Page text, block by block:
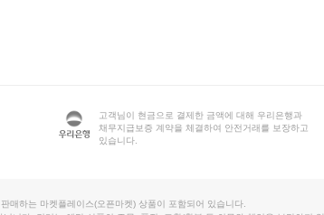
고객님이 현금으로 결제한 금액에 대해 우리은행과
채무지급보증 계약을 체결하여 안전거래를 보장하고
있습니다.
매하는 마켓플레이스(오픈마켓) 상품이 포함되어 있습니다.